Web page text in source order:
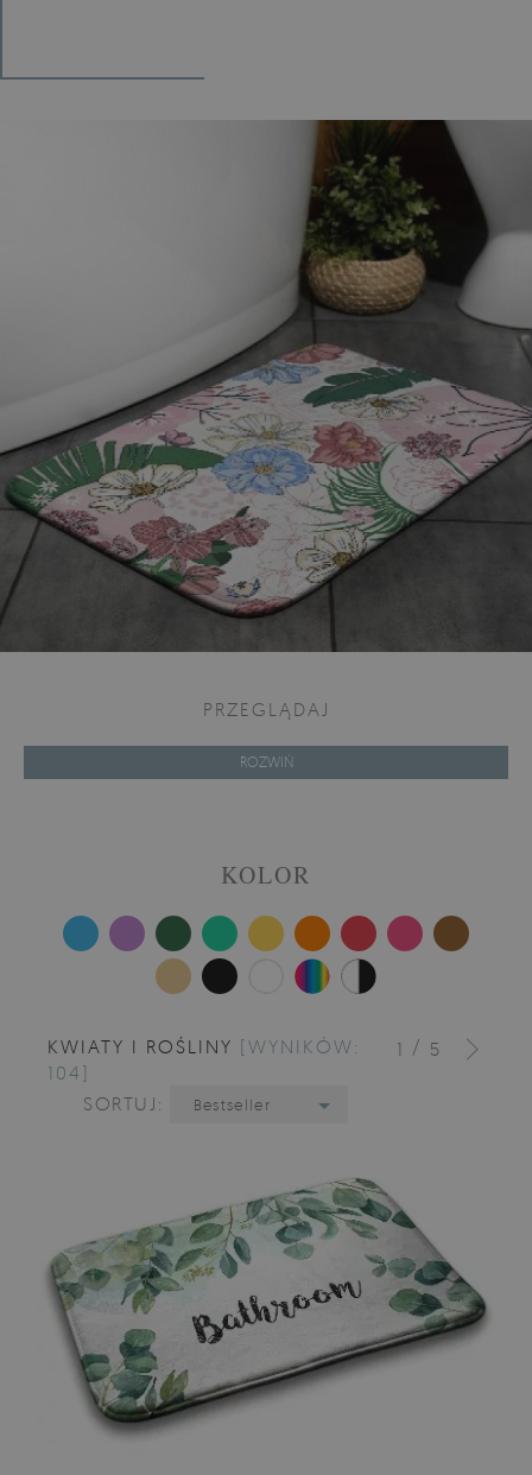
PRZEGLĄDAJ
ROZWIŃ
KOLOR
1 / 5
KWIATY I ROŚLINY [WYNIKÓW:
104]
SORTUJ:
Bestseller